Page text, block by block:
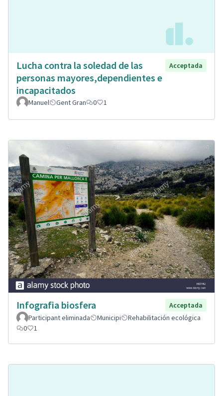
Lucha contra la soledad de las
personas mayores,dependientes e
incapacitados
Acceptada
Manuel Gent Gran 0 1
Infografia biosfera
Acceptada
Participant eliminada
Municipi
Rehabilitación ecológica
0
1